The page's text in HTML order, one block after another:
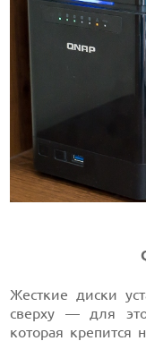
Жесткие диски
сверху — для
которая крепится